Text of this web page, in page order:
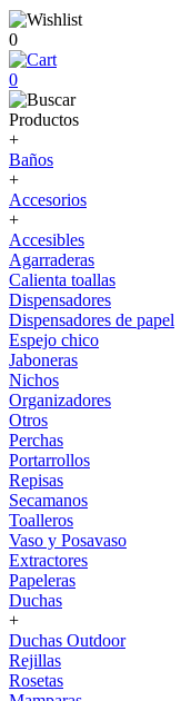
0
0
Productos
+
Baños
+
Accesorios
+
Accesibles
Agarraderas
Calienta toallas
Dispensadores
Dispensadores de papel
Espejo chico
Jaboneras
Nichos
Organizadores
Otros
Perchas
Portarrollos
Repisas
Secamanos
Toalleros
Vaso y Posavaso
Extractores
Papeleras
Duchas
+
Duchas Outdoor
Rejillas
Rosetas